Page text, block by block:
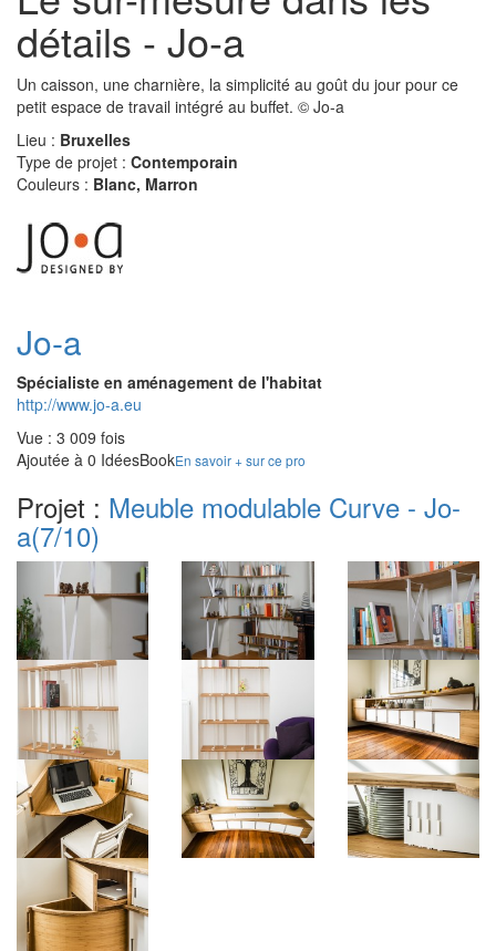
détails - Jo-a
Un caisson, une charnière, la simplicité au goût du jour pour ce
petit espace de travail intégré au buffet. © Jo-a
Lieu : Bruxelles
Type de projet : Contemporain
Couleurs : Blanc, Marron
Jo-a
Spécialiste en aménagement de l'habitat
http://www.jo-a.eu
Vue : 3 009 fois
Ajoutée à 0 IdéesBookEn savoir + sur ce pro
Projet : Meuble modulable Curve - Jo-
a(7/10)